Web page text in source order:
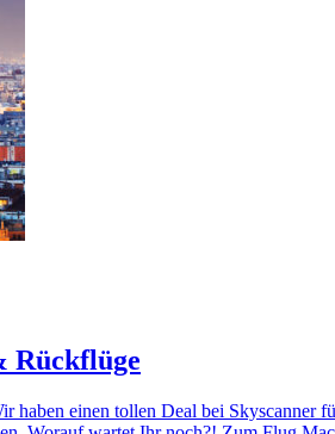
Rückflüge
haben einen tollen Deal bei